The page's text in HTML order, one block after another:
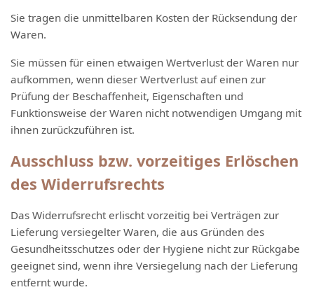
Sie tragen die unmittelbaren Kosten der Rücksendung der
Waren.
Sie müssen für einen etwaigen Wertverlust der Waren nur
aufkommen, wenn dieser Wertverlust auf einen zur
Prüfung der Beschaffenheit, Eigenschaften und
Funktionsweise der Waren nicht notwendigen Umgang mit
ihnen zurückzuführen ist.
Ausschluss bzw. vorzeitiges Erlöschen
des Widerrufsrechts
Das Widerrufsrecht erlischt vorzeitig bei Verträgen zur
Lieferung versiegelter Waren, die aus Gründen des
Gesundheitsschutzes oder der Hygiene nicht zur Rückgabe
geeignet sind, wenn ihre Versiegelung nach der Lieferung
entfernt wurde.